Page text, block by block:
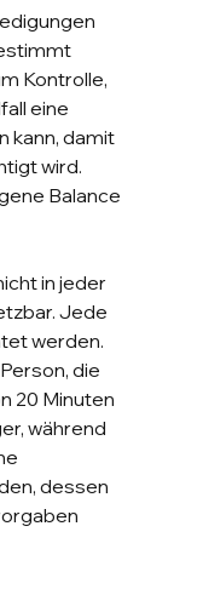
Kontrolle,
eine
kann, damit
wird.
Balance
in jeder
Jede
werden.
die
20 Minuten
während
dessen